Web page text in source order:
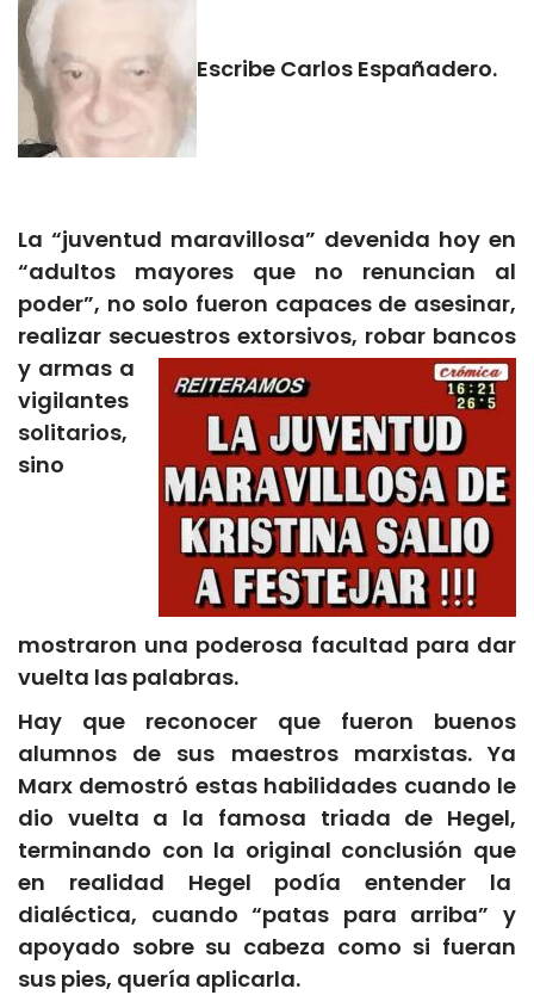
Escribe Carlos Españadero.
La “juventud maravillosa” devenida hoy en
“adultos mayores que no renuncian al
poder”, no solo fueron capaces de asesinar,
realizar secuestros extorsivos, robar bancos
y armas a
vigilantes
solitarios,
sino
mostraron una poderosa facultad para dar
vuelta las palabras.
Hay que reconocer que fueron buenos
alumnos de sus maestros marxistas. Ya
Marx demostró estas habilidades cuando le
dio vuelta a la famosa triada de Hegel,
terminando con la original conclusión que
en realidad Hegel podía entender la
dialéctica, cuando “patas para arriba” y
apoyado sobre su cabeza como si fueran
sus pies, quería aplicarla.